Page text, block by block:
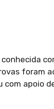
foram
com apoio